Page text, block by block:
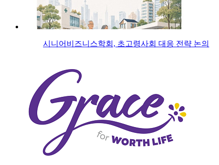
시니어비즈니스학회, 초고령사회 대응 전략 논의